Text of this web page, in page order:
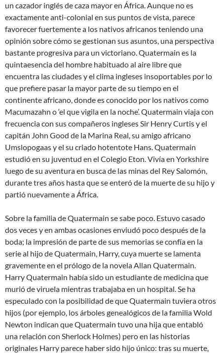
un cazador inglés de caza mayor en África. Aunque no es
exactamente anti-colonial en sus puntos de vista, parece
favorecer fuertemente a los nativos africanos teniendo una
opinión sobre cómo se gestionan sus asuntos, una perspectiva
bastante progresiva para un victoriano. Quatermain es la
quintaesencia del hombre habituado al aire libre que
encuentra las ciudades y el clima ingleses insoportables por lo
que prefiere pasar la mayor parte de su tiempo en el
continente africano, donde es conocido por los nativos como
Macumazahn o ‘el que vigila en la noche’. Quatermain viaja con
frecuencia con sus compañeros ingleses Sir Henry Curtis y el
capitán John Good de la Marina Real, su amigo africano
Umslopogaas y el su criado hotentote Hans. Quatermain
estudió en su juventud en el Colegio Eton. Vivía en Yorkshire
luego de su aventura en busca de las minas del Rey Salomón,
durante tres años hasta que se enteró de la muerte de su hijo y
partió nuevamente a África.
Sobre la familia de Quatermain se sabe poco. Estuvo casado
dos veces y en ambas ocasiones enviudó poco después de la
boda; la impresión de parte de sus memorias se confía en la
serie al hijo de Quatermain, Harry, cuya muerte se lamenta
gravemente en el prólogo de la novela Allan Quatermain.
Harry Quatermain había sido un estudiante de medicina que
murió de viruela mientras trabajaba en un hospital. Se ha
especulado con la posibilidad de que Quatermain tuviera otros
hijos (por ejemplo, los árboles genealógicos de la familia Wold
Newton indican que Quatermain tuvo una hija que entabló
una relación con Sherlock Holmes) pero en las historias
originales Harry parece haber sido hijo único: tras su muerte,